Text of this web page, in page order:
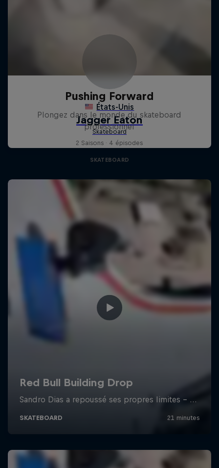
Pushing Forward
Plongez dans le monde du skateboard
professionnel
2 Saisons · 4 épisodes
SKATEBOARD